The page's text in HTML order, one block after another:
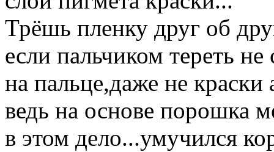
Трёшь пленку друг об
если пальчиком тереть не
на пальце,даже не
ведь на основе порошка
в этом дело...умучился